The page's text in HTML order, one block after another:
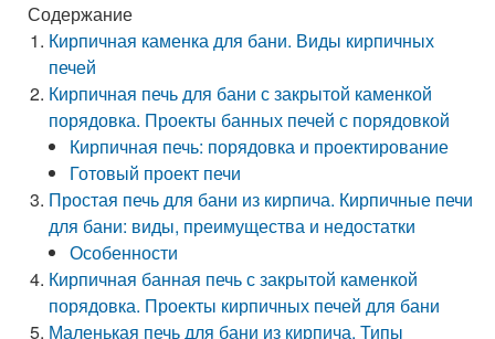
Содержание
Кирпичная каменка для бани. Виды кирпичных
печей
Кирпичная печь для бани с закрытой каменкой
порядовка. Проекты банных печей с порядовкой
Кирпичная печь: порядовка и проектирование
Готовый проект печи
Простая печь для бани из кирпича. Кирпичные печи
для бани: виды, преимущества и недостатки
Особенности
Кирпичная банная печь с закрытой каменкой
порядовка. Проекты кирпичных печей для бани
Маленькая печь для бани из кирпича. Типы